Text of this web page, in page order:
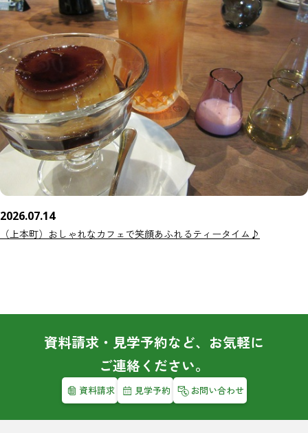
2026.07.14
（上本町）おしゃれなカフェで笑顔あふれるティータイム♪
資料請求・見学予約など、お気軽に
ご連絡ください。
資料請求 見学予約 お問い合わせ